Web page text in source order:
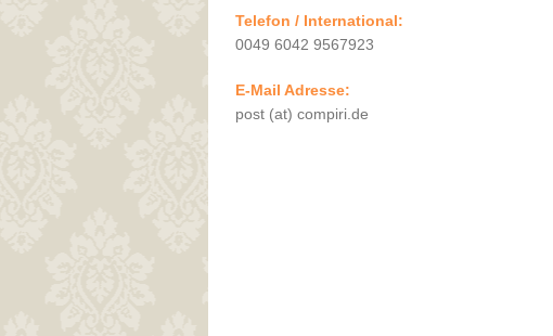
Telefon / International:
0049 6042 9567923
E-Mail Adresse:
post (at) compiri.de